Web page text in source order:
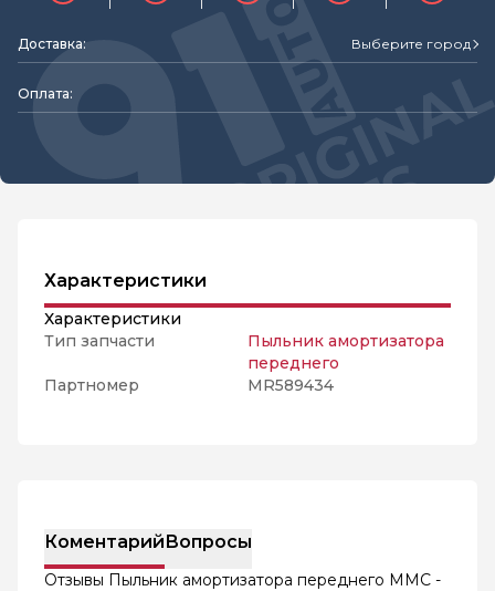
Доставка: Выберите город
Оплата:
Характеристики
Характеристики
Тип запчасти
Пыльник амортизатора
переднего
Партномер
MR589434
КоментарийВопросы
Отзывы Пыльник амортизатора переднего MMC -